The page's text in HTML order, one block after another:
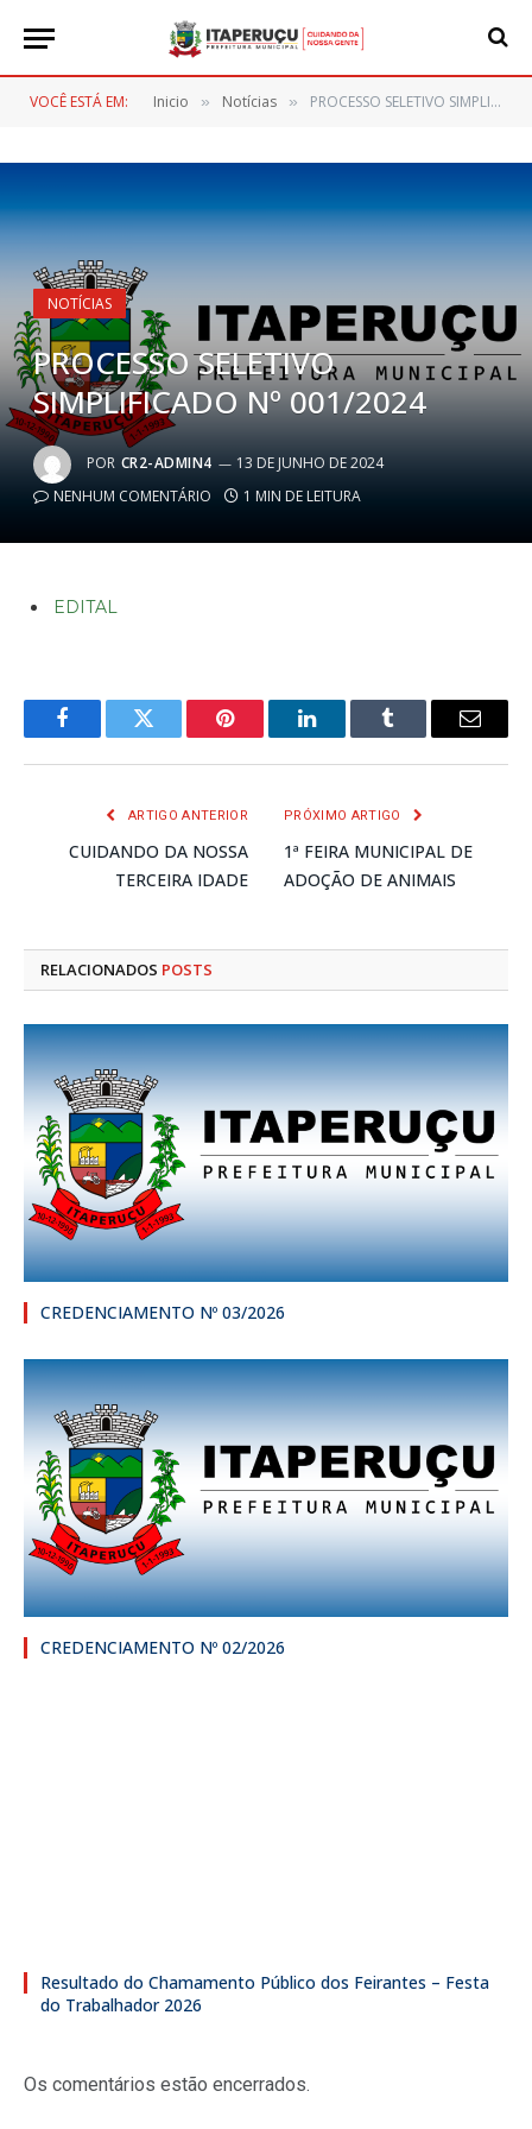
VOCÊ ESTÁ EM: Inicio » Notícias » PROCESSO SELETIVO SIMPLIFICADO Nº 001/2024
NOTÍCIAS
PROCESSO SELETIVO
SIMPLIFICADO Nº 001/2024
POR CR2-ADMIN4
13 DE JUNHO DE 2024
NENHUM COMENTÁRIO
1 MIN DE LEITURA
EDITAL
FacebookTwitter Pinterest LinkedInTumblr
E-
ARTIGO ANTERIOR
CUIDANDO DA NOSSA
TERCEIRA IDADE
PRÓXIMO ARTIGO
1ª FEIRA MUNICIPAL DE
ADOÇÃO DE ANIMAIS
RELACIONADOS POSTS
CREDENCIAMENTO Nº 03/2026
CREDENCIAMENTO Nº 02/2026
Resultado do Chamamento Público dos Feirantes – Festa
do Trabalhador 2026
Os comentários estão encerrados.